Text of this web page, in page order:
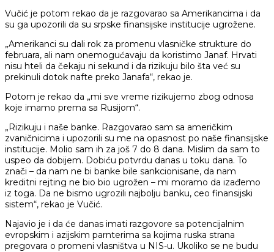
Vučić je potom rekao da je razgovarao sa Amerikancima i da
su ga upozorili da su srpske finansijske institucije ugrožene.
„Amerikanci su dali rok za promenu vlasničke strukture do
februara, ali nam onemogućavaju da koristimo Janaf. Hrvati
nisu hteli da čekaju ni sekund i da rizikuju bilo šta već su
prekinuli dotok nafte preko Janafa“, rekao je.
Potom je rekao da „mi sve vreme rizikujemo zbog odnosa
koje imamo prema sa Rusijom“.
„Rizikuju i naše banke. Razgovarao sam sa američkim
zvaničnicima i upozorili su me na opasnost po naše finansijske
institucije. Molio sam ih za još 7 do 8 dana. Mislim da sam to
uspeo da dobijem. Dobiću potvrdu danas u toku dana. To
znači – da nam ne bi banke bile sankcionisane, da nam
kreditni rejting ne bio bio ugrožen – mi moramo da izađemo
iz toga. Da ne bismo ugrozili najbolju banku, ceo finansijski
sistem“, rekao je Vučić.
Najavio je i da će danas imati razgovore sa potencijalnim
evropskim i azijskim parnterima sa kojima ruska strana
pregovara o promeni vlasništva u NIS-u. Ukoliko se ne budu